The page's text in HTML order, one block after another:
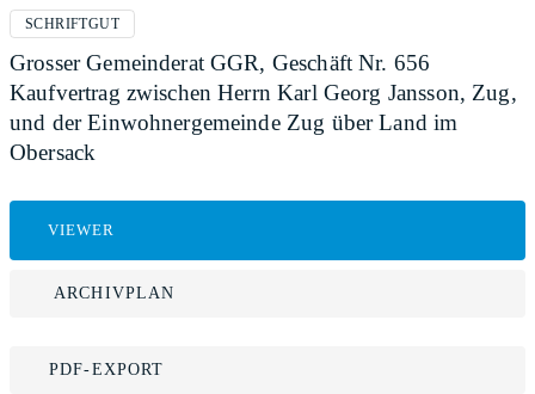
SCHRIFTGUT
Grosser Gemeinderat GGR, Geschäft Nr. 656
Kaufvertrag zwischen Herrn Karl Georg Jansson, Zug,
und der Einwohnergemeinde Zug über Land im
Obersack
VIEWER
ARCHIVPLAN
PDF-EXPORT